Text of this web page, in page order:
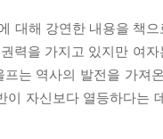
대해 강연한 내용을 책
력을 가지고 있지만 여
는 역사의 발전을 가져
자신보다 열등하다는